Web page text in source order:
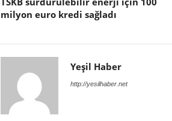
milyon euro kredi sağladı
Yeşil Haber
http://yesilhaber.net